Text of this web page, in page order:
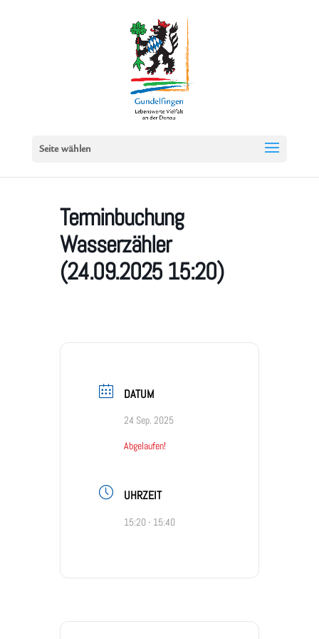
Seite wählen
Terminbuchung
Wasserzähler
(24.09.2025 15:20)
DATUM
24 Sep. 2025
Abgelaufen!
UHRZEIT
15:20 - 15:40